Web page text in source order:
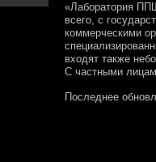
«Лаборатория
всего, с
коммерческими
входят также
С частными
Последнее